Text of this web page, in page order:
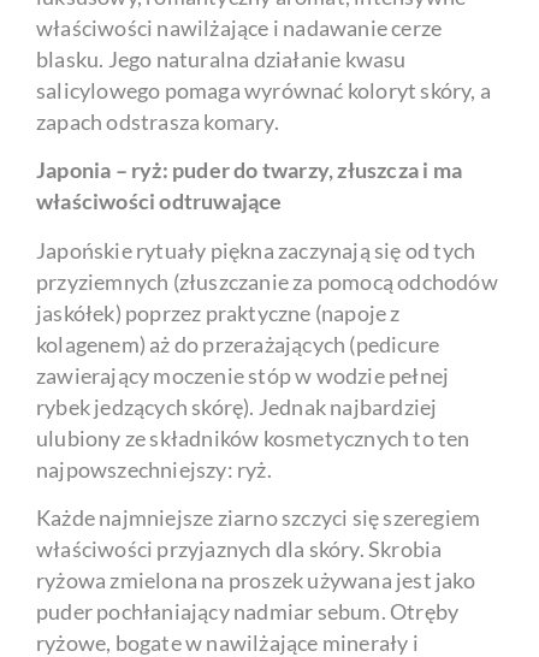
właściwości nawilżające i nadawanie cerze
blasku. Jego naturalna działanie kwasu
salicylowego pomaga wyrównać koloryt skóry, a
zapach odstrasza komary.
Japonia – ryż: puder do twarzy, złuszcza i ma
właściwości odtruwające
Japońskie rytuały piękna zaczynają się od tych
przyziemnych (złuszczanie za pomocą odchodów
jaskółek) poprzez praktyczne (napoje z
kolagenem) aż do przerażających (pedicure
zawierający moczenie stóp w wodzie pełnej
rybek jedzących skórę). Jednak najbardziej
ulubiony ze składników kosmetycznych to ten
najpowszechniejszy: ryż.
Każde najmniejsze ziarno szczyci się szeregiem
właściwości przyjaznych dla skóry. Skrobia
ryżowa zmielona na proszek używana jest jako
puder pochłaniający nadmiar sebum. Otręby
ryżowe, bogate w nawilżające minerały i